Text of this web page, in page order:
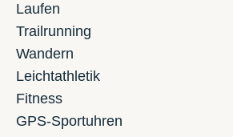
Laufen
Trailrunning
Wandern
Leichtathletik
Fitness
GPS-Sportuhren